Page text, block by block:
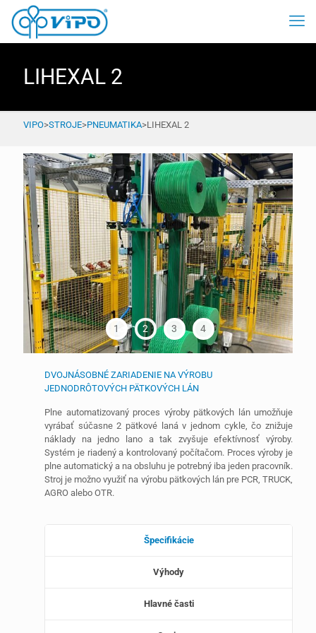
LIHEXAL 2
VIPO>STROJE>PNEUMATIKA>LIHEXAL 2
1 2 3 4
DVOJNÁSOBNÉ ZARIADENIE NA VÝROBU
JEDNODRÔTOVÝCH PÄTKOVÝCH LÁN
Plne automatizovaný proces výroby pätkových lán umožňuje
vyrábať súčasne 2 pätkové laná v jednom cykle, čo znižuje
náklady na jedno lano a tak zvyšuje efektívnosť výroby.
Systém je riadený a kontrolovaný počítačom. Proces výroby je
plne automatický a na obsluhu je potrebný iba jeden pracovník.
Stroj je možno využiť na výrobu pätkových lán pre PCR, TRUCK,
AGRO alebo OTR.
Špecifikácie
Výhody
Hlavné časti